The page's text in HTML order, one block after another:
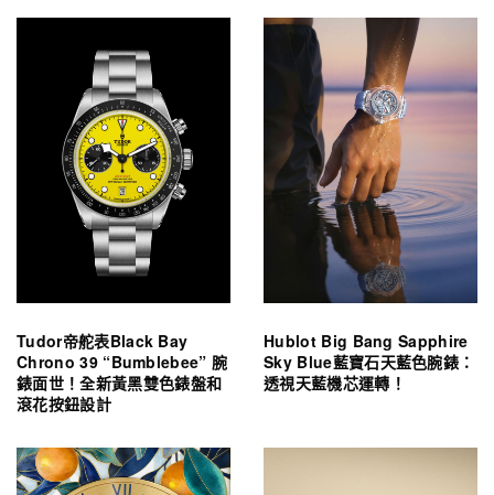
Tudor帝舵表Black Bay
Chrono 39 “Bumblebee” 腕
錶面世！全新黃黑雙色錶盤和
滾花按鈕設計
Hublot Big Bang Sapphire
Sky Blue藍寶石天藍色腕錶：
透視天藍機芯運轉！